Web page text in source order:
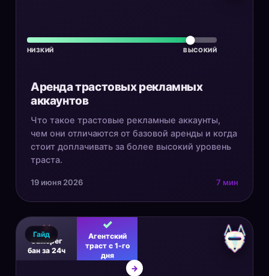
НИЗКИЙ ВЫСОКИЙ
Аренда трастовых рекламных
аккаунтов
Что такое трастовые рекламные аккаунты,
чем они отличаются от базовой аренды и когда
стоит доплачивать за более высокий уровень
траста.
19 июня 2026 7 мин
✕
Саморег
бан за 24ч
✓
Агентский
траст с 1-го
дня
→
Гайд